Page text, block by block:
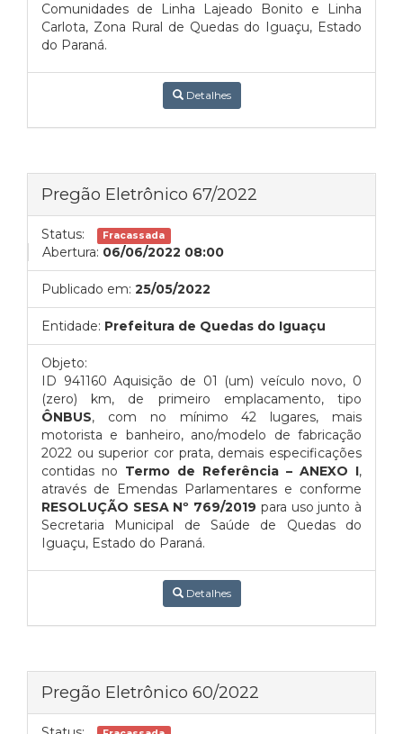
Comunidades de Linha Lajeado Bonito e Linha
Carlota, Zona Rural de Quedas do Iguaçu, Estado
do Paraná.
Detalhes
Pregão Eletrônico 67/2022
Status: Fracassada
Abertura: 06/06/2022 08:00
Publicado em: 25/05/2022
Entidade: Prefeitura de Quedas do Iguaçu
Objeto:
ID 941160 Aquisição de 01 (um) veículo novo, 0
(zero) km, de primeiro emplacamento, tipo
ÔNBUS, com no mínimo 42 lugares, mais
motorista e banheiro, ano/modelo de fabricação
2022 ou superior cor prata, demais especificações
contidas no Termo de Referência – ANEXO I,
através de Emendas Parlamentares e conforme
RESOLUÇÃO SESA Nº 769/2019 para uso junto à
Secretaria Municipal de Saúde de Quedas do
Iguaçu, Estado do Paraná.
Detalhes
Pregão Eletrônico 60/2022